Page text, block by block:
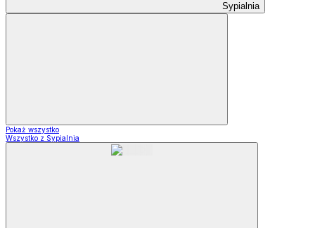
Sypialnia
Pokaż wszystko
Wszystko z Sypialnia